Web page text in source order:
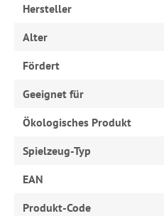
Hersteller
Alter
Fördert
Geeignet für
Ökologisches Produkt
Spielzeug-Typ
EAN
Produkt-Code